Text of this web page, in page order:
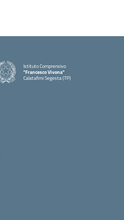
Istituto Comprensivo
"Francesco Vivona"
Calatafimi Segesta (TP)
— Visita la pagina iniziale della scuola